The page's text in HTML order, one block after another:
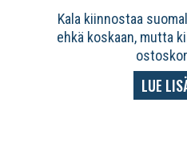
Kala kiinnostaa
ehkä koskaan, mutta
LUE